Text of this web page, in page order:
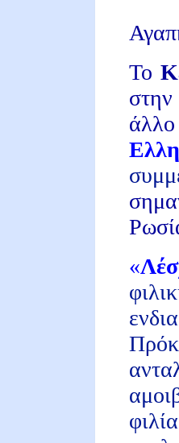
Το
στην
«